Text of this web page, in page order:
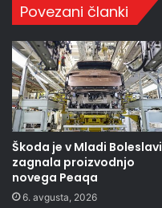
Povezani članki
Škoda je v Mladi Boleslavi
zagnala proizvodnjo
novega Peaqa
6. avgusta, 2026